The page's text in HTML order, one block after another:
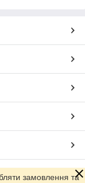
замовлення та